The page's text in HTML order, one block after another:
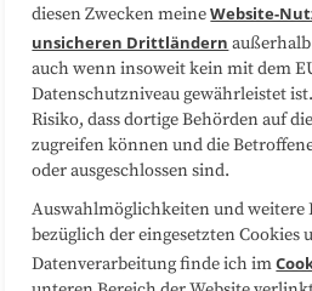
Folgen Sie uns
diesen Zwecken meineWebsite-
unsicheren Drittländern
auch wenn insoweit kein mit dem
Datenschutzniveau gewährleistet
Risiko, dass dortige Behörden auf
zugreifen können und die
oder ausgeschlossen sind.
Auswahlmöglichkeiten und weitere
bezüglich der eingesetzten Cookies
Datenverarbeitung finde ich im